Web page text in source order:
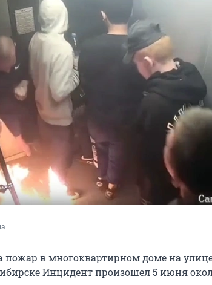
пожар в многоквартирном доме на
Инцидент произошел 5 июня